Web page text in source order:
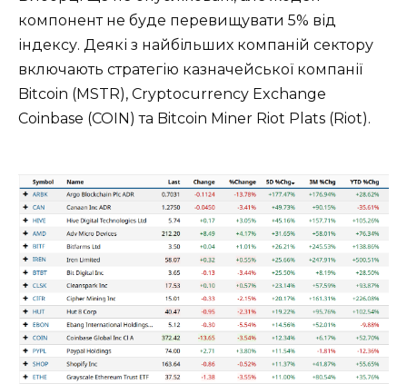
компонент не буде перевищувати 5% від
індексу. Деякі з найбільших компаній сектору
включають стратегію казначейської компанії
Bitcoin (MSTR), Cryptocurrency Exchange
Coinbase (COIN) та Bitcoin Miner Riot Plats (Riot).